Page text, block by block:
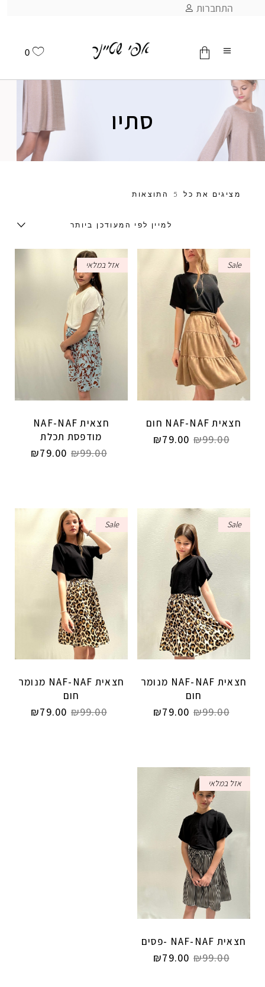
התחברות
0
סתיו
מציגים את כל ⁦5⁩ התוצאות
למיין לפי המעודכן ביותר
Sale
חצאית NAF-NAF חום
₪99.00
₪79.00
אזל במלאי
חצאית NAF-NAF
מודפסת תכלת
₪99.00
₪79.00
Sale
חצאית NAF-NAF מנומר
חום
₪99.00
₪79.00
Sale
חצאית NAF-NAF מנומר
חום
₪99.00
₪79.00
אזל במלאי
חצאית NAF-NAF -פסים
₪99.00
₪79.00